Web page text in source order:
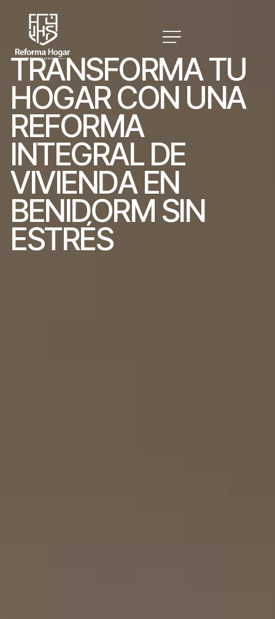
TRANSFORMATU
HOGARCON UNA
REFORMA
INTEGRAL DE
VIVIENDA EN
BENIDORM SIN
ESTRÉS